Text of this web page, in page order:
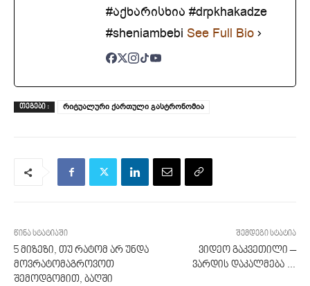
#აქხარისხია #drpkhakadze
#sheniambebi See Full Bio
ᲗᲔᲒᲔᲑᲘ : რიტუალური ქართული გასტრონომია
წინა სტატიაში
5 მიზეზი, თუ რატომ არ უნდა
მოვრატომაგროვოთ
შემოდგომით, ბაღში
შემდეგი სტატია
ვიდეო გაკვეთილი –
ვარდის დაკალმება …